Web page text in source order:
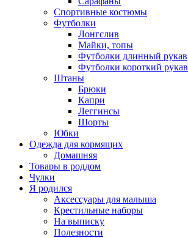
Спортивные костюмы
Футболки
Лонгслив
Майки, топы
Футболки длинный рукав
Футболки короткий рукав
Штаны
Брюки
Капри
Леггинсы
Шорты
Юбки
Одежда для кормящих
Домашняя
Товары в роддом
Чулки
Я родился
Аксессуары для малыша
Крестильные наборы
На выписку
Полезности